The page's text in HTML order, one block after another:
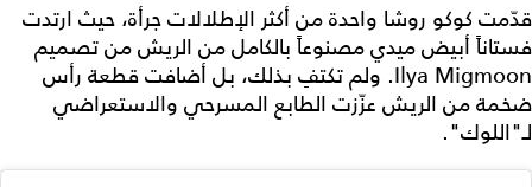
قدّمت كوكو روشا واحدة من أكثر الإطلالات جرأة، حيث ارتدت
فستاناً أبيض ميدي مصنوعاً بالكامل من الريش من تصميم
Ilya Migmoon. ولم تكتفِ بذلك، بل أضافت قطعة رأس
ضخمة من الريش عزّزت الطابع المسرحي والاستعراضي
لـ"اللوك".